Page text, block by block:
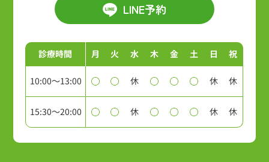
LINE予約
診療時間 月 火 水 木 金 土 日 祝
10:00～13:00 休 休 休
15:30～20:00 休 休 休